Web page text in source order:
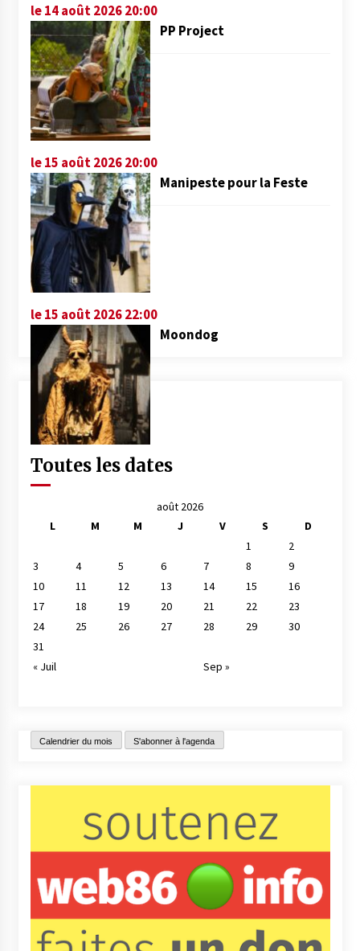
le 14 août 2026 20:00
PP Project
le 15 août 2026 20:00
Manipeste pour la Feste
le 15 août 2026 22:00
Moondog
Toutes les dates
août 2026
L
M M J V S
D
1
2
3
4 5 6 7 8
9
10
11 12 13 14 15
16
17
18 19 20 21 22
23
24
25 26 27 28 29
30
31
« Juil
Sep »
Calendrier du mois S'abonner à l'agenda